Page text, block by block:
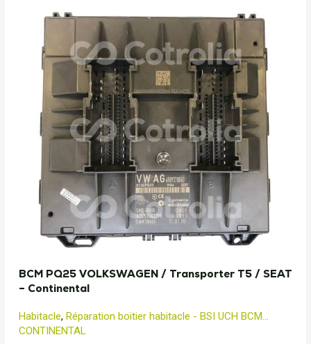
BCM PQ25 VOLKSWAGEN / Transporter T5 / SEAT
– Continental
Habitacle, Réparation boitier habitacle - BSI UCH BCM...
CONTINENTAL